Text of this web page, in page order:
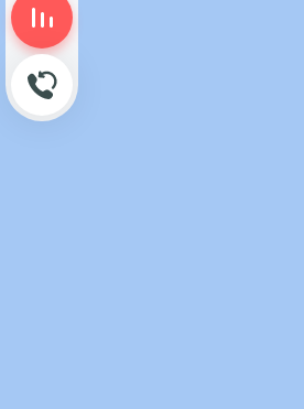
Обратный звонок